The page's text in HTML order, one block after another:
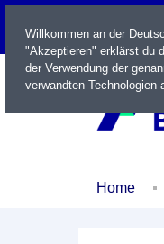
Home
Willkommen an der
"Akzeptieren" erklärst du
der Verwendung der
verwandten